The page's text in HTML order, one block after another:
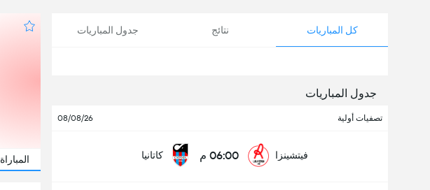
كل المباريات نتائج جدول المباريات
جدول المباريات
تصفيات أولية 08/08/26
فيتشينزا 06:00 م كاتانيا المباراة